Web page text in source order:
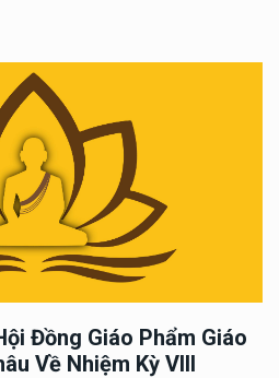
Đồng Giáo Phẩm Giáo
Về Nhiệm Kỳ VIII